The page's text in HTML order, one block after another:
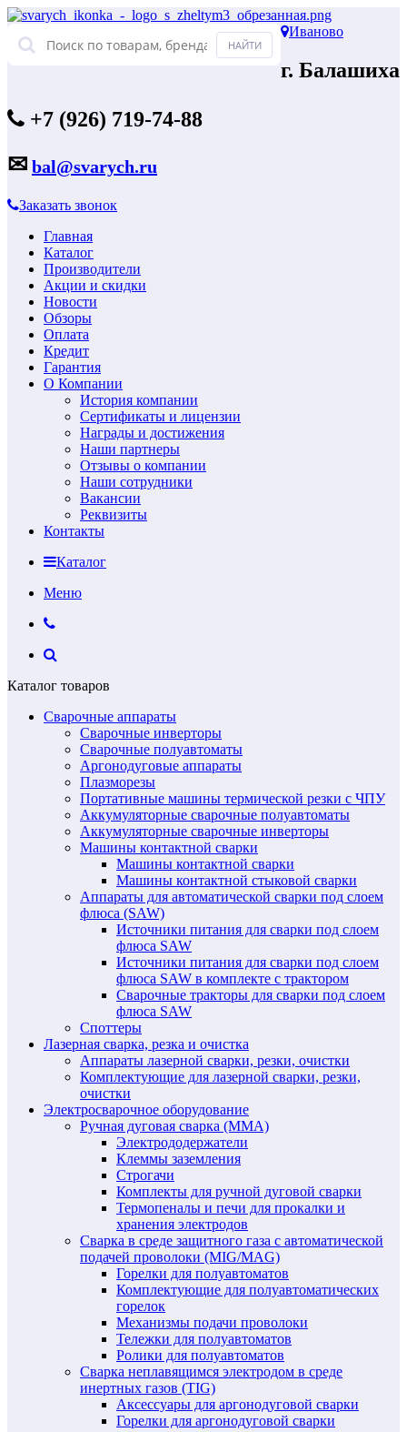
Иваново
г. Балашиха
+7 (926) 719-74-88
✉ bal@svarych.ru
Заказать звонок
Главная
Каталог
Производители
Акции и скидки
Новости
Обзоры
Оплата
Кредит
Гарантия
О Компании
История компании
Сертификаты и лицензии
Награды и достижения
Наши партнеры
Отзывы о компании
Наши сотрудники
Вакансии
Реквизиты
Контакты
Каталог
Меню
Каталог товаров
Сварочные аппараты
Сварочные инверторы
Сварочные полуавтоматы
Аргонодуговые аппараты
Плазморезы
Портативные машины термической резки с ЧПУ
Аккумуляторные сварочные полуавтоматы
Аккумуляторные сварочные инверторы
Машины контактной сварки
Машины контактной сварки
Машины контактной стыковой сварки
Аппараты для автоматической сварки под слоем
флюса (SAW)
Источники питания для сварки под слоем
флюса SAW
Источники питания для сварки под слоем
флюса SAW в комплекте с трактором
Сварочные тракторы для сварки под слоем
флюса SAW
Споттеры
Лазерная сварка, резка и очистка
Аппараты лазерной сварки, резки, очистки
Комплектующие для лазерной сварки, резки,
очистки
Электросварочное оборудование
Ручная дуговая сварка (MMA)
Электрододержатели
Клеммы заземления
Строгачи
Комплекты для ручной дуговой сварки
Термопеналы и печи для прокалки и
хранения электродов
Сварка в среде защитного газа с автоматической
подачей проволоки (MIG/MAG)
Горелки для полуавтоматов
Комплектующие для полуавтоматических
горелок
Механизмы подачи проволоки
Тележки для полуавтоматов
Ролики для полуавтоматов
Сварка неплавящимся электродом в среде
инертных газов (TIG)
Аксессуары для аргонодуговой сварки
Горелки для аргонодуговой сварки